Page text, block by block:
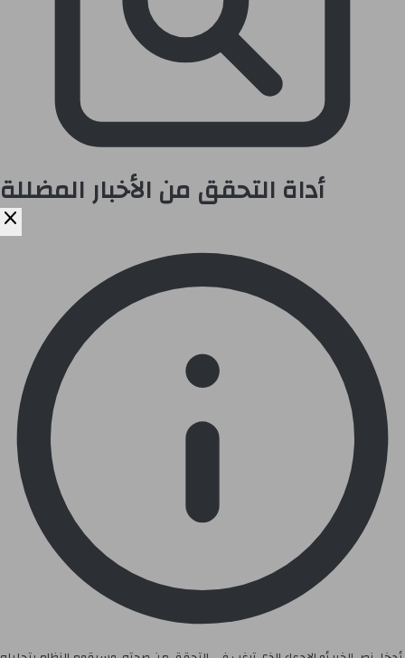
أداة التحقق من الأخبار المضللة
close